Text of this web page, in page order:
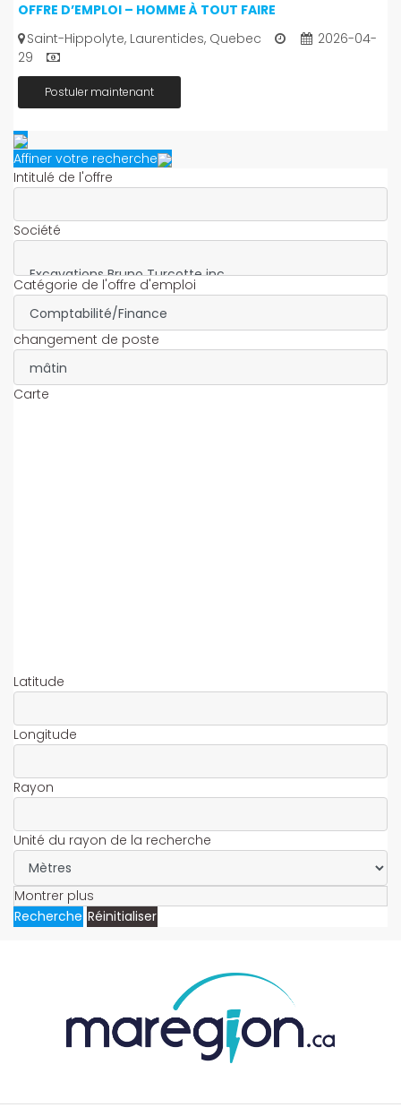
OFFRE D’EMPLOI – HOMME À TOUT FAIRE
Saint-Hippolyte, Laurentides, Quebec
2026-04-
29
Postuler maintenant
Affiner votre recherche
Intitulé de l'offre
Société
Catégorie de l'offre d'emploi
changement de poste
Carte
Latitude
Longitude
Rayon
Unité du rayon de la recherche
Montrer plus
Recherche Réinitialiser